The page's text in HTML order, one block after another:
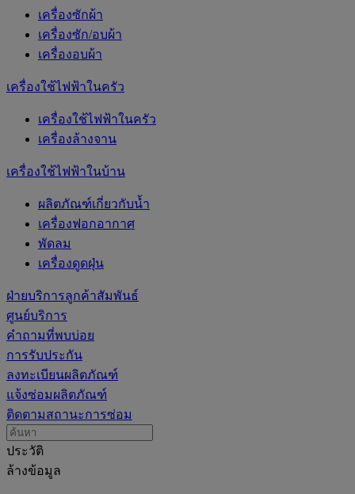
เครื่องซักผ้า
เครื่องซัก/อบผ้า
เครื่องอบผ้า
เครื่องใช้ไฟฟ้าในครัว
เครื่องใช้ไฟฟ้าในครัว
เครื่องล้างจาน
เครื่องใช้ไฟฟ้าในบ้าน
ผลิตภัณฑ์เกี่ยวกับน้ำ
เครื่องฟอกอากาศ
พัดลม
เครื่องดูดฝุ่น
ฝ่ายบริการลูกค้าสัมพันธ์
ศูนย์บริการ
คำถามที่พบบ่อย
การรับประกัน
ลงทะเบียนผลิตภัณฑ์
แจ้งซ่อมผลิตภัณฑ์
ติดตามสถานะการซ่อม
ประวัติ
ล้างข้อมูล